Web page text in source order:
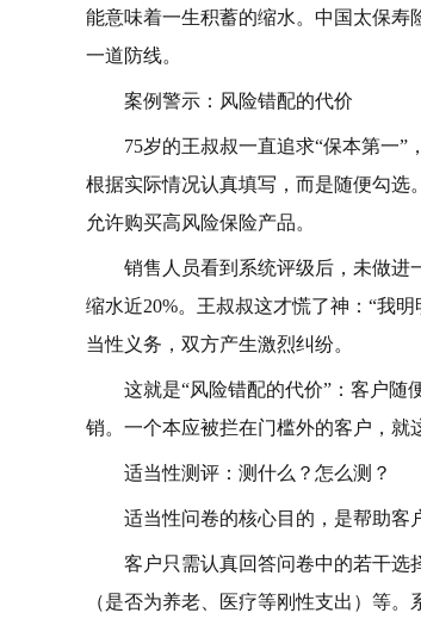
能意味着一生积蓄的缩水。中国太保寿
一道防线。
案例警示：风险错配的代价
75岁的王叔叔一直追求“保本第一
根据实际情况认真填写，而是随便勾
允许购买高风险保险产品。
销售人员看到系统评级后，未做进
缩水近20%。王叔叔这才慌了神：“我
当性义务，双方产生激烈纠纷。
这就是“风险错配的代价”：客户随
销。一个本应被拦在门槛外的客户，就
适当性测评：测什么？怎么测？
适当性问卷的核心目的，是帮助客
客户只需认真回答问卷中的若干选
（是否为养老、医疗等刚性支出）等